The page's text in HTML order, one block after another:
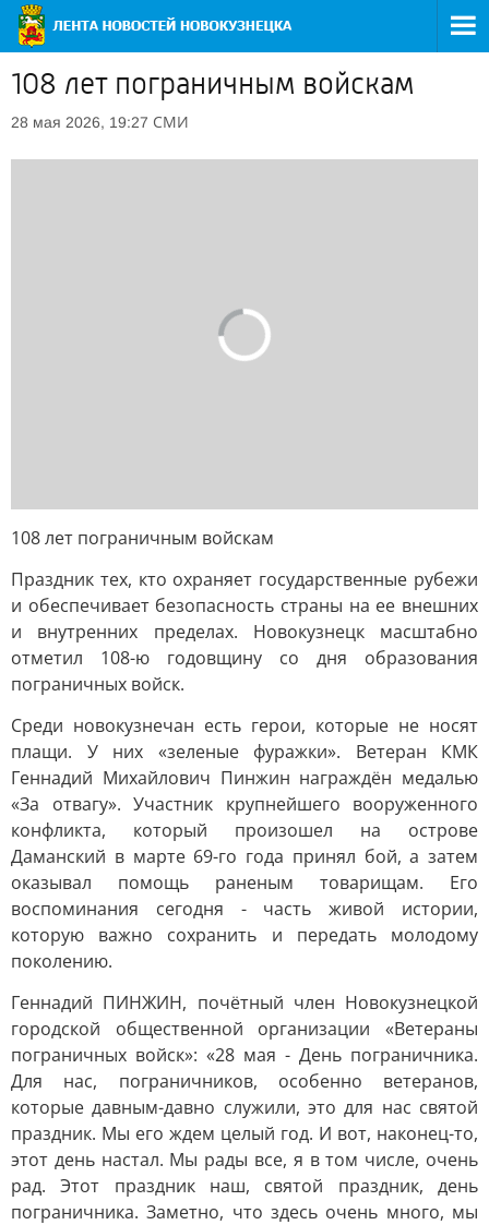
108 лет пограничным войскам
28 мая 2026, 19:27 СМИ
108 лет пограничным войскам
Праздник тех, кто охраняет государственные рубежи
и обеспечивает безопасность страны на ее внешних
и внутренних пределах. Новокузнецк масштабно
отметил 108-ю годовщину со дня образования
пограничных войск.
Среди новокузнечан есть герои, которые не носят
плащи. У них «зеленые фуражки». Ветеран КМК
Геннадий Михайлович Пинжин награждён медалью
«За отвагу». Участник крупнейшего вооруженного
конфликта, который произошел на острове
Даманский в марте 69-го года принял бой, а затем
оказывал помощь раненым товарищам. Его
воспоминания сегодня - часть живой истории,
которую важно сохранить и передать молодому
поколению.
Геннадий ПИНЖИН, почётный член Новокузнецкой
городской общественной организации «Ветераны
пограничных войск»: «28 мая - День пограничника.
Для нас, пограничников, особенно ветеранов,
которые давным-давно служили, это для нас святой
праздник. Мы его ждем целый год. И вот, наконец-то,
этот день настал. Мы рады все, я в том числе, очень
рад. Этот праздник наш, святой праздник, день
пограничника. Заметно, что здесь очень много, мы